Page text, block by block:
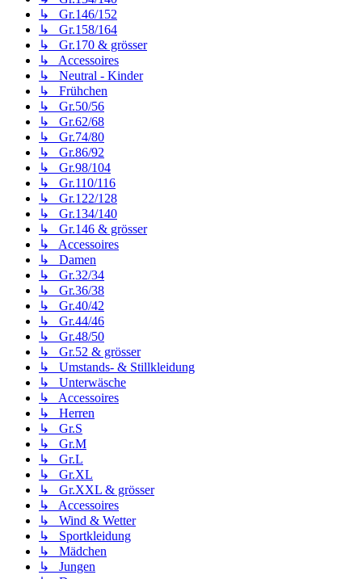
↳ Gr.146/152
↳ Gr.158/164
↳ Gr.170 & grösser
↳ Accessoires
↳ Neutral - Kinder
↳ Frühchen
↳ Gr.50/56
↳ Gr.62/68
↳ Gr.74/80
↳ Gr.86/92
↳ Gr.98/104
↳ Gr.110/116
↳ Gr.122/128
↳ Gr.134/140
↳ Gr.146 & grösser
↳ Accessoires
↳ Damen
↳ Gr.32/34
↳ Gr.36/38
↳ Gr.40/42
↳ Gr.44/46
↳ Gr.48/50
↳ Gr.52 & grösser
↳ Umstands- & Stillkleidung
↳ Unterwäsche
↳ Accessoires
↳ Herren
↳ Gr.S
↳ Gr.M
↳ Gr.L
↳ Gr.XL
↳ Gr.XXL & grösser
↳ Accessoires
↳ Wind & Wetter
↳ Sportkleidung
↳ Mädchen
↳ Jungen